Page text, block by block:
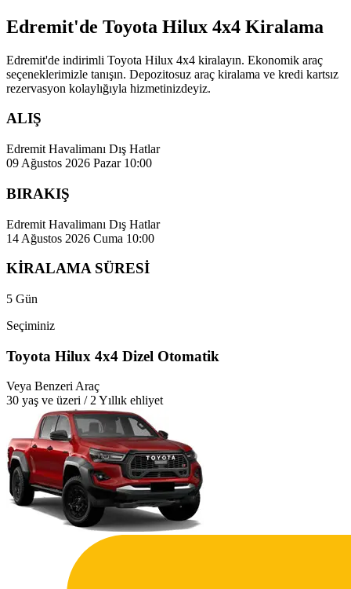
Edremit'de Toyota Hilux 4x4 Kiralama
Edremit'de indirimli Toyota Hilux 4x4 kiralayın. Ekonomik araç
seçeneklerimizle tanışın. Depozitosuz araç kiralama ve kredi kartsız
rezervasyon kolaylığıyla hizmetinizdeyiz.
ALIŞ
Edremit Havalimanı Dış Hatlar
09 Ağustos 2026 Pazar 10:00
BIRAKIŞ
Edremit Havalimanı Dış Hatlar
14 Ağustos 2026 Cuma 10:00
KİRALAMA SÜRESİ
5 Gün
Seçiminiz
Toyota Hilux 4x4 Dizel Otomatik
Veya Benzeri Araç
30 yaş ve üzeri / 2 Yıllık ehliyet